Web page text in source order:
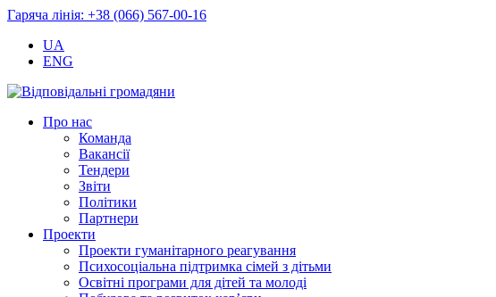
Гаряча лінія: +38 (066) 567-00-16
UA
ENG
Про нас
Команда
Вакансії
Тендери
Звіти
Політики
Партнери
Проекти
Проекти гуманітарного реагування
Психосоціальна підтримка сімей з дітьми
Освітні програми для дітей та молоді